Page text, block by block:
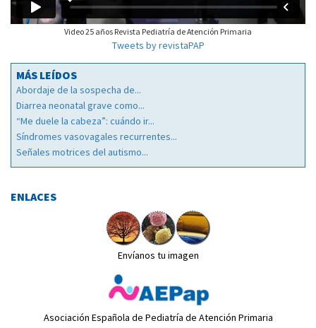
Video 25 años Revista Pediatría de Atención Primaria
Tweets by revistaPAP
MÁS LEÍDOS
Abordaje de la sospecha de...
Diarrea neonatal grave como...
“Me duele la cabeza”: cuándo ir...
Síndromes vasovagales recurrentes...
Señales motrices del autismo...
ENLACES
Envíanos tu imagen
Asociación Española de Pediatría de Atención Primaria